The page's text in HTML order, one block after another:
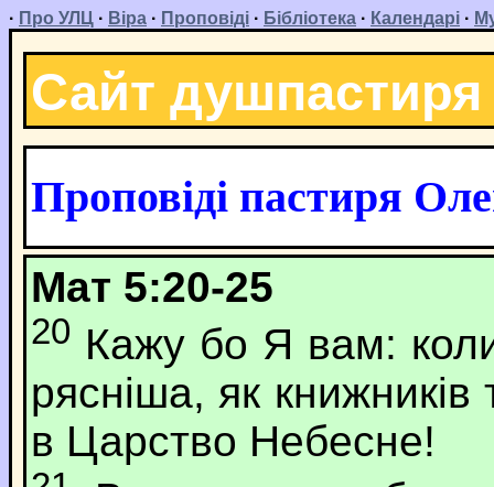
· Про УЛЦ · Віра · Проповіді · Бібліотека · Календарі ·
Сайт
Проповіді пастиря
Мат 5:20-25
20 Кажу бо Я вам:
рясніша, як
в Царство Небесне!